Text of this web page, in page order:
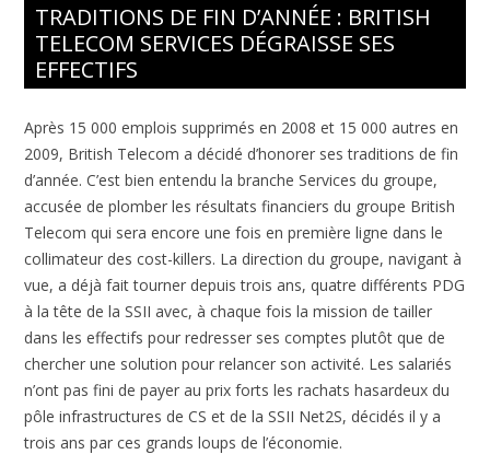
TRADITIONS DE FIN D’ANNÉE : BRITISH
TELECOM SERVICES DÉGRAISSE SES
EFFECTIFS
Après 15 000 emplois supprimés en 2008 et 15 000 autres en
2009, British Telecom a décidé d’honorer ses traditions de fin
d’année. C’est bien entendu la branche Services du groupe,
accusée de plomber les résultats financiers du groupe British
Telecom qui sera encore une fois en première ligne dans le
collimateur des cost-killers. La direction du groupe, navigant à
vue, a déjà fait tourner depuis trois ans, quatre différents PDG
à la tête de la SSII avec, à chaque fois la mission de tailler
dans les effectifs pour redresser ses comptes plutôt que de
chercher une solution pour relancer son activité. Les salariés
n’ont pas fini de payer au prix forts les rachats hasardeux du
pôle infrastructures de CS et de la SSII Net2S, décidés il y a
trois ans par ces grands loups de l’économie.